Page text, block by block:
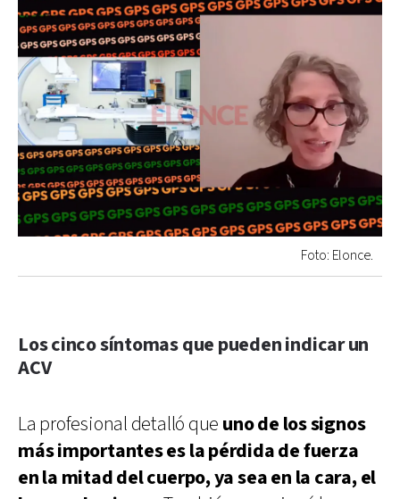
Foto: Elonce.
Los cinco síntomas que pueden indicar un
ACV
La profesional detalló que uno de los signos
más importantes es la pérdida de fuerza
en la mitad del cuerpo, ya sea en la cara, el